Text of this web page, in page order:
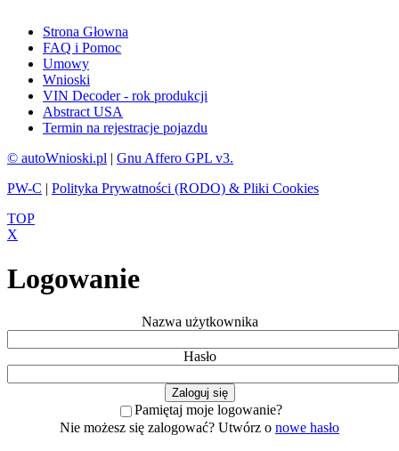
Strona Głowna
FAQ i Pomoc
Umowy
Wnioski
VIN Decoder - rok produkcji
Abstract USA
Termin na rejestracje pojazdu
© autoWnioski.pl | Gnu Affero GPL v3.
PW-C | Polityka Prywatności (RODO) & Pliki Cookies
TOP
X
Logowanie
Nazwa użytkownika
Hasło
Pamiętaj moje logowanie?
Nie możesz się zalogować? Utwórz o nowe hasło